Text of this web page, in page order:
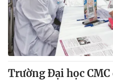
Trường Đại học